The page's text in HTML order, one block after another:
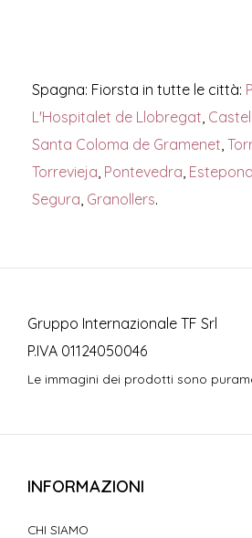
Spagna: Fiorsta in tutte le città:
L'Hospitalet de Llobregat
Santa Coloma de Gramenet
Torrevieja Pontevedra Estepona
Segura Granollers.
Gruppo Internazionale TF Srl
P.IVA 01124050046
Le immagini dei prodotti sono
INFORMAZIONI
CHI SIAMO